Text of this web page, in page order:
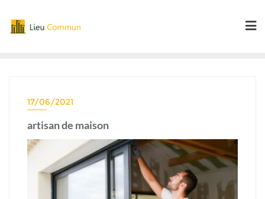
content
17/06/2021
artisan de maison